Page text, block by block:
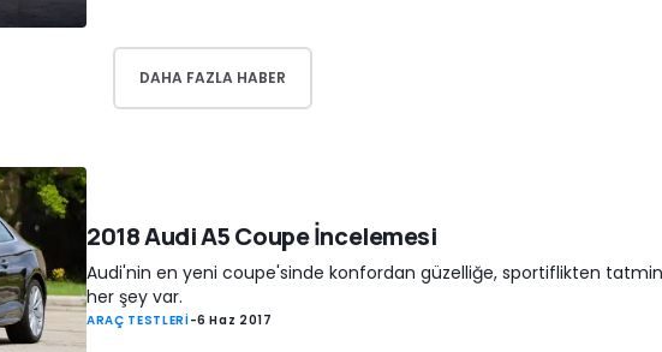
DAHA FAZLA HABER
2018 Audi A5 Coupe İncelemesi
Audi'nin en yeni coupe'sinde konfordan güzelliğe, sportiflikten
her şey var.
ARAÇ TESTLERİ-6 Haz 2017